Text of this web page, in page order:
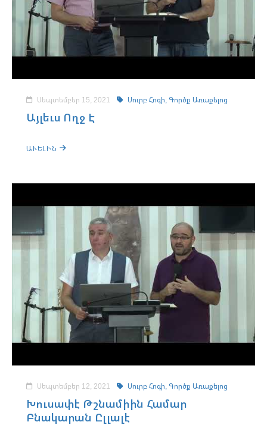
Սեպտեմբեր 15, 2021 Սուրբ Հոգի, Գործք Առաքելոց
Այլեւս Ողջ Է
ԱՒԵԼԻՆ
Սեպտեմբեր 12, 2021 Սուրբ Հոգի, Գործք Առաքելոց
Խուսափէ Թշնամիին Համար
Բնակարան Ըլլալէ